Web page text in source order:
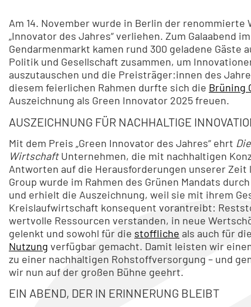
Am 14. November wurde in Berlin der
„Innovator des Jahres“ verliehen. Zum Galaabend
Gendarmenmarkt kamen rund 300 geladene Gäste
Politik und Gesellschaft zusammen, um
auszutauschen und die Preisträger:innen des
diesem feierlichen Rahmen durfte sich die Brüning
Auszeichnung als Green Innovator 2025 freuen.
AUSZEICHNUNG FÜR NACHHALTIGE
Mit dem Preis „Green Innovator des Jahres“ ehrt
WirtschaftUnternehmen, die mit nachhaltigen
Antworten auf die Herausforderungen unserer Zeit
Group wurde im Rahmen des Grünen Mandats
und erhielt die Auszeichnung, weil sie mit ihrem
Kreislaufwirtschaft konsequent vorantreibt:
wertvolle Ressourcen verstanden, in neue
gelenkt und sowohl für die stoffliche als auch für die
Nutzung verfügbar gemacht. Damit leisten wir
zu einer nachhaltigen Rohstoffversorgung – und
wir nun auf der großen Bühne geehrt.
EIN ABEND, DER IN ERINNERUNG BLEIBT